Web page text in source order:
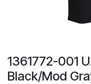
1361772-001
Black/Mod